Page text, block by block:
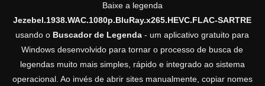
Baixe a legenda
Jezebel.1938.WAC.1080p.BluRay.x265.HEVC.FLAC-SARTRE
usando o Buscador de Legenda - um aplicativo gratuito para
Windows desenvolvido para tornar o processo de busca de
legendas muito mais simples, rápido e integrado ao sistema
operacional. Ao invés de abrir sites manualmente, copiar nomes